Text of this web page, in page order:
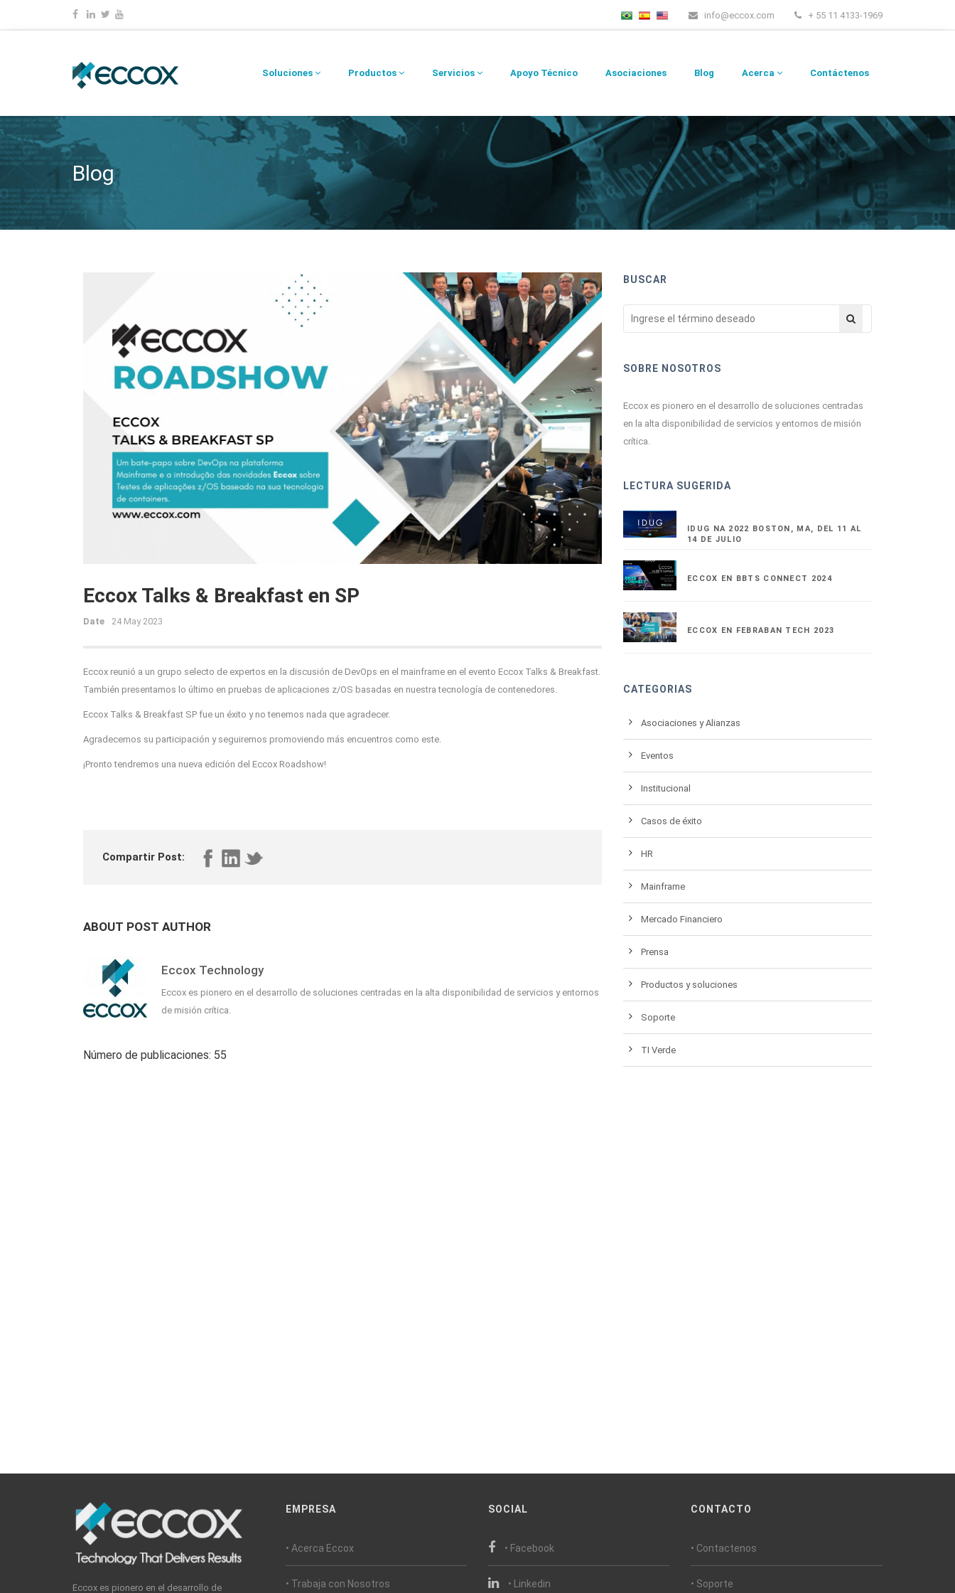
info@eccox.com + 55 11 4133-1969
Soluciones Productos Servicios Apoyo Técnico Asociaciones Blog Acerca Contáctenos
Blog
Eccox Talks & Breakfast en SP
Date 24 May 2023
Eccox reunió a un grupo selecto de expertos en la discusión de DevOps en el mainframe en el evento Eccox Talks & Breakfast.
También presentamos lo último en pruebas de aplicaciones z/OS basadas en nuestra tecnología de contenedores.
Eccox Talks & Breakfast SP fue un éxito y no tenemos nada que agradecer.
Agradecemos su participación y seguiremos promoviendo más encuentros como este.
¡Pronto tendremos una nueva edición del Eccox Roadshow!
Compartir Post:
ABOUT POST AUTHOR
Eccox Technology
Eccox es pionero en el desarrollo de soluciones centradas en la alta disponibilidad de servicios y entornos
de misión crítica.
Número de publicaciones: 55
BUSCAR
SOBRE NOSOTROS
Eccox es pionero en el desarrollo de soluciones centradas
en la alta disponibilidad de servicios y entornos de misión
crítica.
LECTURA SUGERIDA
IDUG NA 2022 BOSTON, MA, DEL 11 AL
14 DE JULIO
ECCOX EN BBTS CONNECT 2024
ECCOX EN FEBRABAN TECH 2023
CATEGORIAS
Asociaciones y Alianzas
Eventos
Institucional
Casos de éxito
HR
Mainframe
Mercado Financiero
Prensa
Productos y soluciones
Soporte
TI Verde
Eccox es pionero en el desarrollo de
EMPRESA
• Acerca Eccox
• Trabaja con Nosotros
SOCIAL
• Facebook
• Linkedin
CONTACTO
• Contactenos
• Soporte